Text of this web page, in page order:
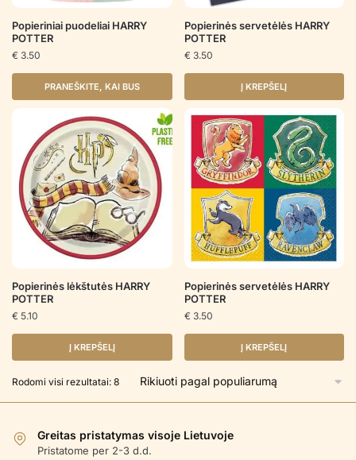
Popieriniai puodeliai HARRY
POTTER
€ 3.50
PRANEŠKITE, KAI BUS
Popierinės servetėlės HARRY
POTTER
€ 3.50
Į KREPŠELĮ
Popierinės lėkštutės HARRY
POTTER
€ 5.10
Į KREPŠELĮ
Popierinės servetėlės HARRY
POTTER
€ 3.50
Į KREPŠELĮ
Rodomi visi rezultatai: 8Rūšiuojama
Greitas pristatymas visoje Lietuvoje
Pristatome per 2-3 d.d.